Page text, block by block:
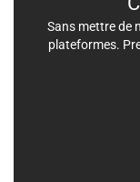
Sans mettre de
plateformes.